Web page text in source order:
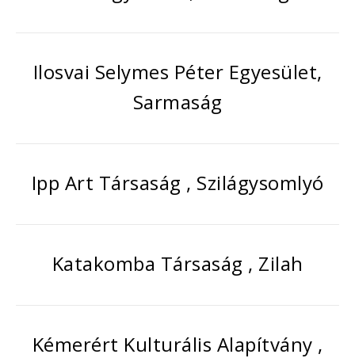
Ilosvai Selymes Péter Egyesület,
Sarmaság
Ipp Art Társaság , Szilágysomlyó
Katakomba Társaság , Zilah
Kémerért Kulturális Alapítvány ,